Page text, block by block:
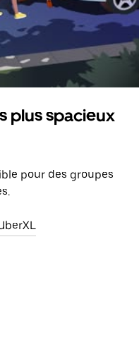
plus spacieux
pour des groupes